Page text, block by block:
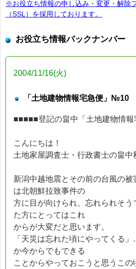
※お役立ち情報の申し込み・変更・解除
（SSL）を採用しております。
お役立ち情報バックナンバー
2004/11/16(火)
「土地建物情報宅急便」№10
■■■■■登記の畠中「土地建物情
こんにちは！
土地家屋調査士・行政書士の畠中
新潟中越地震とその前の台風の被
は北朝鮮拉致事件の
方に目が向けられ、忘れられそう
た方にとってはこれ
からが大変だと思います。
「天災は忘れた頃にやってくる
か今からでもできる
ことからやっておこうと思うこの